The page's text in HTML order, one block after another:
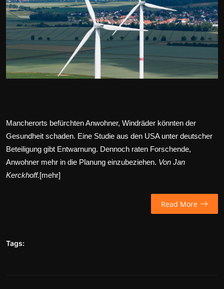
Wirtschaft
Wissenschaft & Gesundheit
Deutsch
Mancherorts befürchten Anwohner, Windräder könnten der
Gesundheit schaden. Eine Studie aus den USA unter deutscher
Beteiligung gibt Entwarnung. Dennoch raten Forschende,
Anwohner mehr in die Planung einzubeziehen. Von Jan
Kerckhoff.[mehr]
Read More
Tags: